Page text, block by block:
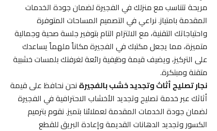
مريحة تتناسب مع منزلك في الفجيرة لضمان جودة الخدمات
المقدمة بامتياز. نراعي في التصميم المساحات المتوفرة
واحتياجاتك التقنية، مع الالتزام التام بتوفير جلسة صحية وجمالية
متميزة، مما يجعل مكتبك في الفجيرة مكاناً ملهماً يساعدك
على التركيز، ويضيف قيمة وظيفية رائعة لغرفتك بلمسات خشبية
متقنة ومبتكرة.
نجار تصليح أثاث وتجديد خشب بالفجيرةنحن نحافظ على قيمة
أثاثك عبر خدمة تصليح وتجديد الأخشاب الاحترافية في الفجيرة
لضمان جودة الخدمات المقدمة لعملائنا بتميز. نقوم بترميم
الكسور وتجديد الدهانات القديمة وإعادة البريق للقطع